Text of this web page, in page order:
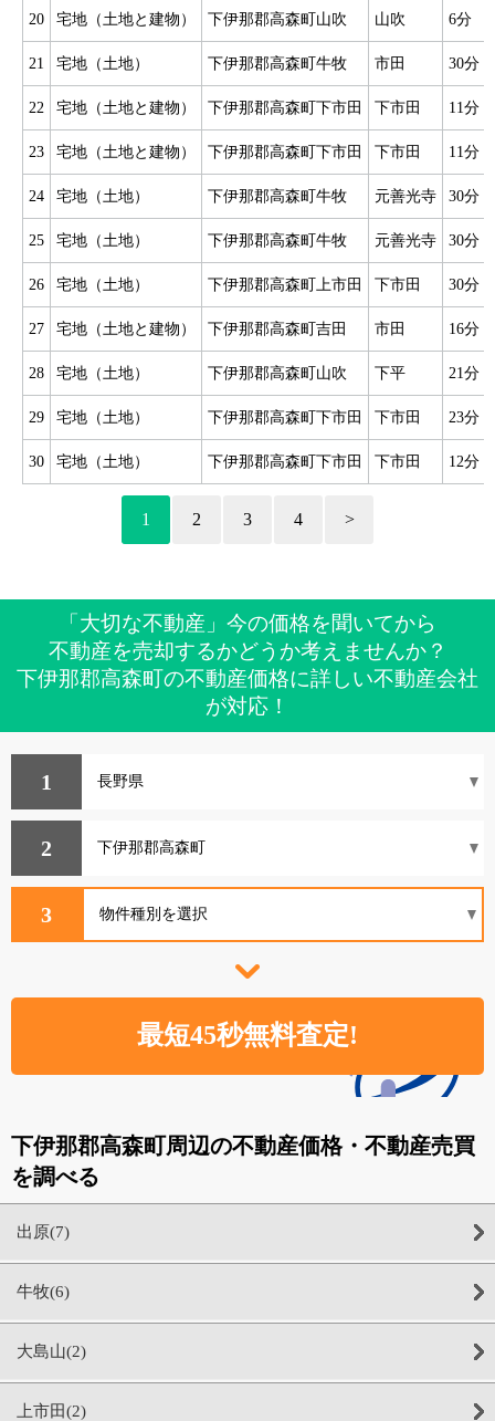
20 宅地（土地と建物） 下伊那郡高森町山吹 山吹 6分
21 宅地（土地） 下伊那郡高森町牛牧 市田 30分
22 宅地（土地と建物） 下伊那郡高森町下市田 下市田 11分
23 宅地（土地と建物） 下伊那郡高森町下市田 下市田 11分
24 宅地（土地） 下伊那郡高森町牛牧 元善光寺 30分
25 宅地（土地） 下伊那郡高森町牛牧 元善光寺 30分
26 宅地（土地） 下伊那郡高森町上市田 下市田 30分
27 宅地（土地と建物） 下伊那郡高森町吉田 市田 16分
28 宅地（土地） 下伊那郡高森町山吹 下平 21分
29 宅地（土地） 下伊那郡高森町下市田 下市田 23分
30 宅地（土地） 下伊那郡高森町下市田 下市田 12分
1 2 3 4 >
「大切な不動産」今の価格を聞いてから
不動産を売却するかどうか考えませんか？
下伊那郡高森町の不動産価格に詳しい不動産会社
が対応！
1
2
3
下伊那郡高森町周辺の不動産価格・不動産売買
を調べる
出原(7)
牛牧(6)
大島山(2)
上市田(2)